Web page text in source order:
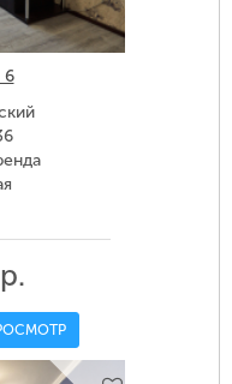
6